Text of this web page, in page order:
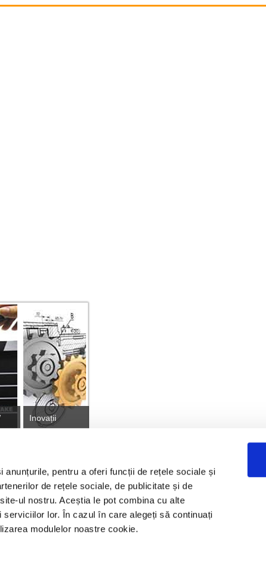
pentru a oferi funcții de rețele sociale și
de rețele sociale, de publicitate și de
ul nostru. Aceștia le pot combina cu alte
lor. În cazul în care alegeți să continuați
modulelor noastre cookie.
Inovații
Franciză RURIS GDPR Cookies Cariere